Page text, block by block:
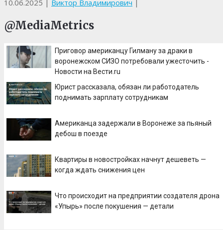
10.06.2025 Виктор Владимирович
@MediaMetrics
Приговор американцу Гилману за драки в
воронежском СИЗО потребовали ужесточить -
Новости на Вести.ru
Юрист рассказала, обязан ли работодатель
поднимать зарплату сотрудникам
Американца задержали в Воронеже за пьяный
дебош в поезде
Квартиры в новостройках начнут дешеветь —
когда ждать снижения цен
Что происходит на предприятии создателя дрона
«Упырь» после покушения — детали